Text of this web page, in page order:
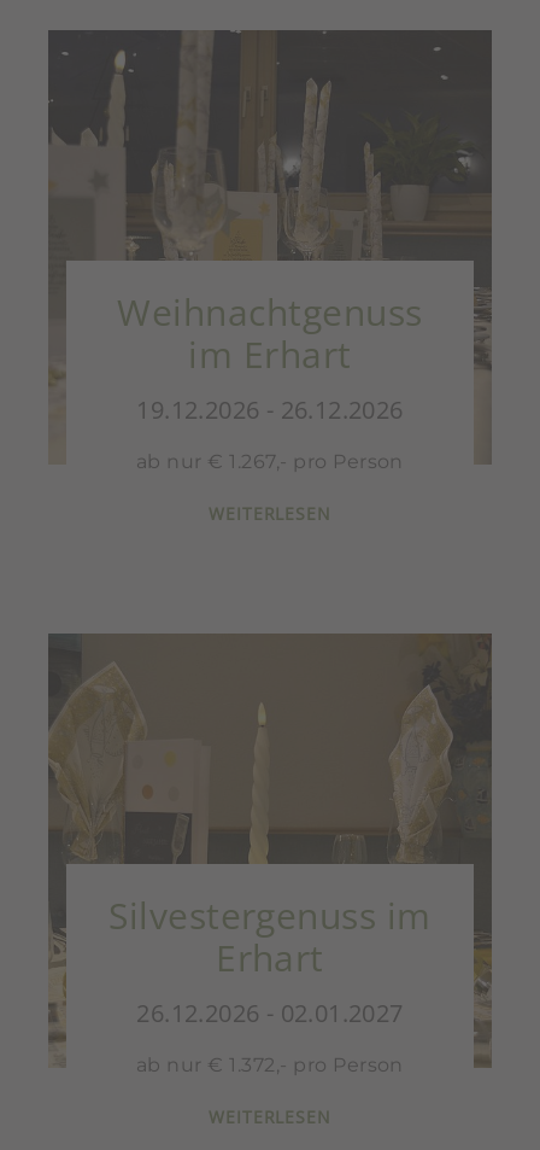
Weihnachtgenuss
im Erhart
19.12.2026 - 26.12.2026
ab nur € 1.267,- pro Person
WEITERLESEN
Silvestergenuss im
Erhart
26.12.2026 - 02.01.2027
ab nur € 1.372,- pro Person
WEITERLESEN